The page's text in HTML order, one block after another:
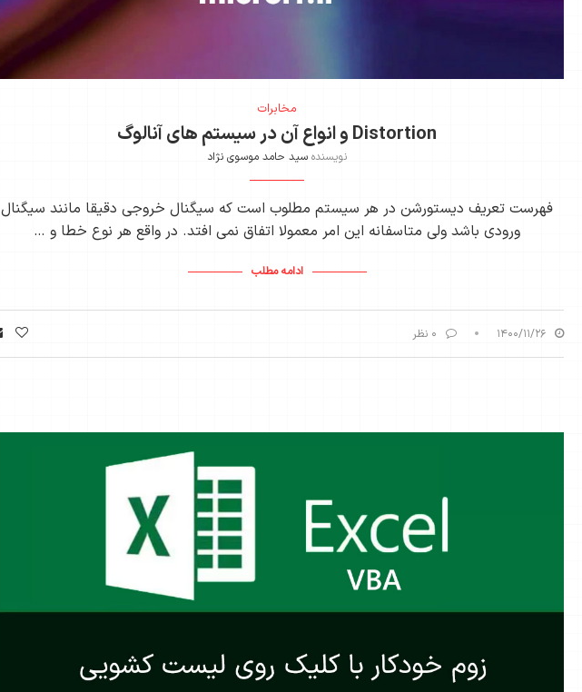
مخابرات
Distortion و انواع آن در سیستم های آنالوگ
نویسنده سید حامد موسوی نژاد
فهرست تعریف دیستورشن در هر سیستم مطلوب است که سیگنال خروجی دقیقا مانند سیگنال
ورودی باشد ولی متاسفانه این امر معمولا اتفاق نمی افتد. در واقع هر نوع خطا و …
ادامه مطلب
۱۴۰۰/۱۱/۲۶ ۰ نظر